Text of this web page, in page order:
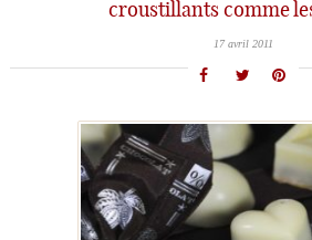
croustillants comme
17 avril 2011